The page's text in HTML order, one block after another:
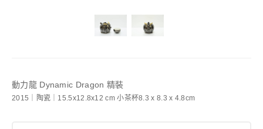
動力龍 Dynamic Dragon 精裝
2015｜陶瓷｜15.5x12.8x12 cm 小茶杯8.3 x 8.3 x 4.8cm